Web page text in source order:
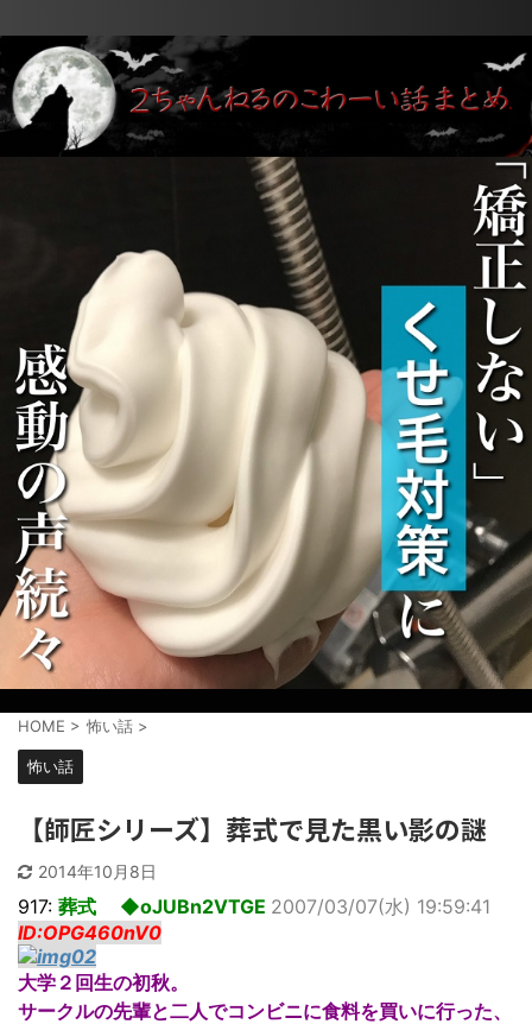
HOME > 怖い話 >
怖い話
【師匠シリーズ】葬式で見た黒い影の謎
2014年10月8日
917: 葬式 ◆oJUBn2VTGE 2007/03/07(水) 19:59:41
ID:OPG460nV0
大学２回生の初秋。
サークルの先輩と二人でコンビニに食料を買いに行った、